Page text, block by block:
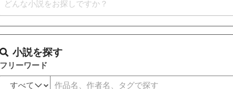
小説を探す
フリーワード